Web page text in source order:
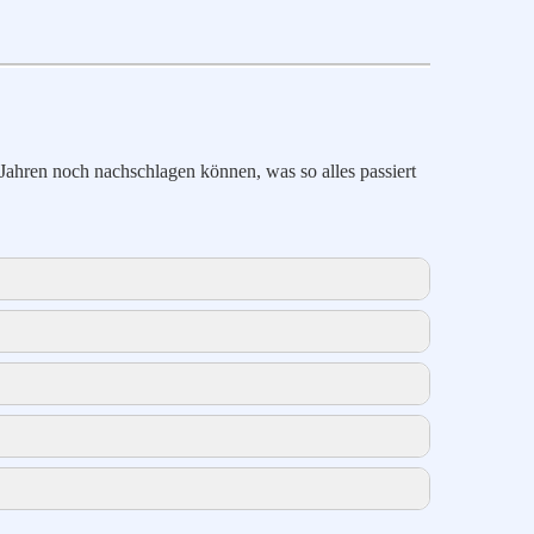
noch nachschlagen können, was so alles passiert